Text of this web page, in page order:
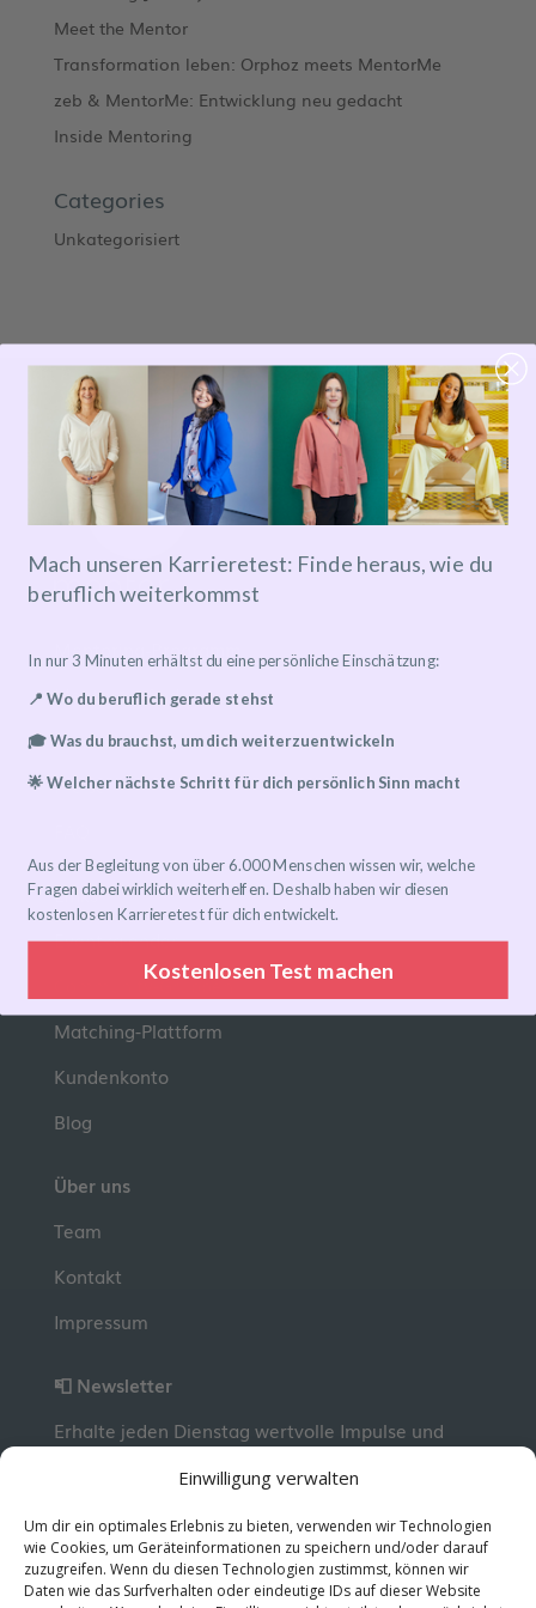
Einwilligung verwalten
Um dir ein optimales Erlebnis zu bieten, verwenden wir Technologien
wie Cookies, um Geräteinformationen zu speichern und/oder darauf
zuzugreifen. Wenn du diesen Technologien zustimmst, können wir
Daten wie das Surfverhalten oder eindeutige IDs auf dieser Website
Meet the Mentor
Transformation leben: Orphoz meets MentorMe
zeb & MentorMe: Entwicklung neu gedacht
Inside Mentoring
Categories
Unkategorisiert
Mentoring-Programm
Mentor*in finden
Ablauf
Preise
Links
Eventkalender
Community-Gruppen
Matching-Plattform
Kundenkonto
Blog
Über uns
Team
Kontakt
Impressum
📮 Newsletter
Erhalte jeden Dienstag wertvolle Impulse und
kostenlos abonnieren!
© 2026 MentorMe. Alle Rechte vorbehalten.
Mach unseren Karrieretest: Finde heraus, wie du
beruflich weiterkommst
In nur 3 Minuten erhältst du eine persönliche Einschätzung:
📍 Wo du beruflich gerade stehst
🎓 Was du brauchst, um dich weiterzuentwickeln
🌟 Welcher nächste Schritt für dich persönlich Sinn macht
Aus der Begleitung von über 6.000 Menschen wissen wir, welche
Fragen dabei wirklich weiterhelfen. Deshalb haben wir diesen
kostenlosen Karrieretest für dich entwickelt.
Kostenlosen Test machen